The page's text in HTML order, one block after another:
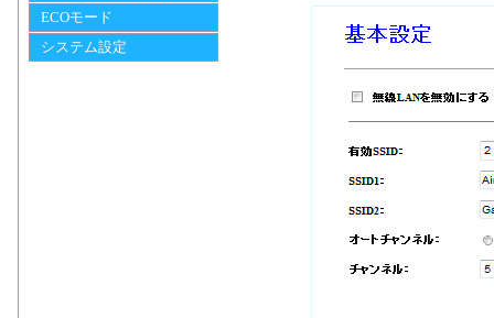
ECOモード
システム設定